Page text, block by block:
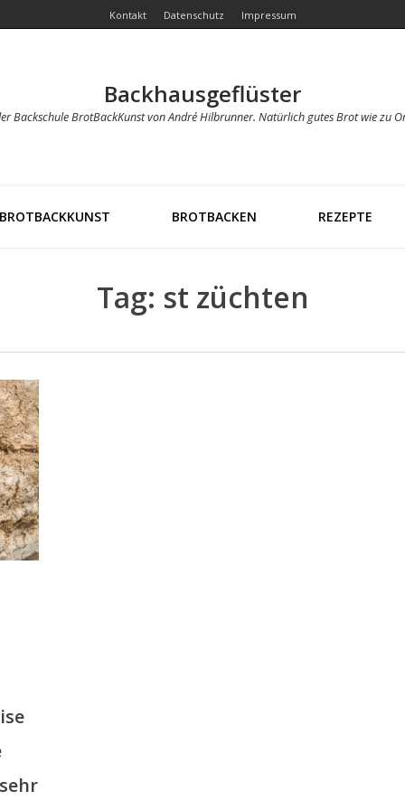
Kontakt Datenschutz Impressum
Backhausgeflüster
Backschule BrotBackKunst von André Hilbrunner. Natürlich gutes Brot wie zu
BROTBACKKUNST BROTBACKEN REZEPTE
Tag: st züchten